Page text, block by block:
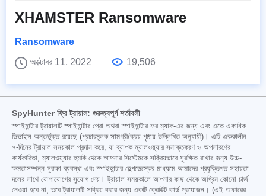
XHAMSTER Ransomware
Ransomware
অক্টোবর 11, 2022
19,506
SpyHunter ফ্রি ট্রায়াল: গুরুত্বপূর্ণ শর্তাবলী
স্পাইহান্টার ট্রায়ালটি স্পাইহান্টার প্রো অথবা স্পাইহান্টার ফর ম্যাক-এর জন্য এবং এতে একাধিক
ডিভাইস অন্তর্ভুক্ত রয়েছে (প্রচারমূলক সামগ্রী/ক্রয় পৃষ্ঠায় উল্লিখিত অনুযায়ী)। এটি এককালীন
৭-দিনের ট্রায়াল সময়কাল প্রদান করে, যা ব্যাপক ম্যালওয়্যার সনাক্তকরণ ও অপসারণের
কার্যকারিতা, ম্যালওয়্যার হুমকি থেকে আপনার সিস্টেমকে সক্রিয়ভাবে সুরক্ষিত রাখার জন্য উচ্চ-
ক্ষমতাসম্পন্ন সুরক্ষা ব্যবস্থা এবং স্পাইহান্টার হেল্পডেস্কের মাধ্যমে আমাদের প্রযুক্তিগত সহায়তা
দলের সাথে যোগাযোগের সুযোগ দেয়। ট্রায়াল সময়কালে আপনার কাছ থেকে অগ্রিম কোনো চার্জ
নেওয়া হবে না, তবে ট্রায়ালটি সক্রিয় করার জন্য একটি ক্রেডিট কার্ড প্রয়োজন। (এই অফারের